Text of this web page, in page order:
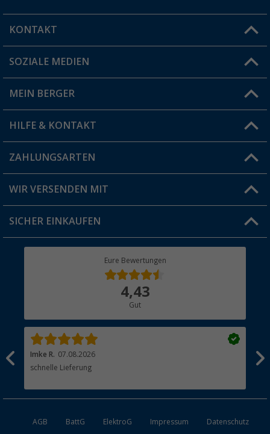
KONTAKT
Du hast eine Frage?
Filiale finden
SOZIALE MEDIEN
MEIN BERGER
Vorteilskarte
Blog
Jobs & Karriere
HILFE & KONTAKT
FAQ & Kontakt
Versandinformationen
Rücksendung
ZAHLUNGSARTEN
WIR VERSENDEN MIT
SICHER EINKAUFEN
Eure Bewertungen
4,43
Gut
Imke R. 07.08.2026
schnelle Lieferung
AGB BattG ElektroG Impressum
Datenschutz